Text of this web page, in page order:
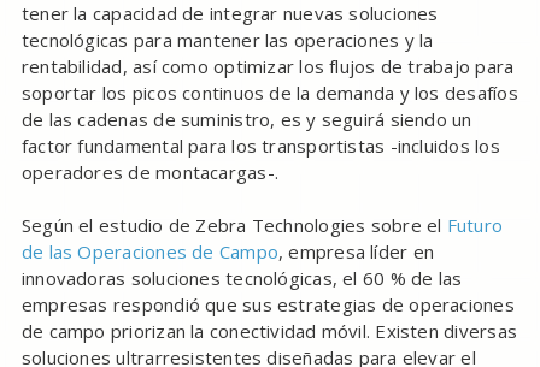
tener la capacidad de integrar nuevas soluciones
tecnológicas para mantener las operaciones y la
rentabilidad, así como optimizar los flujos de trabajo para
soportar los picos continuos de la demanda y los desafíos
de las cadenas de suministro, es y seguirá siendo un
factor fundamental para los transportistas -incluidos los
operadores de montacargas-.
Según el estudio de Zebra Technologies sobre el Futuro
de las Operaciones de Campo, empresa líder en
innovadoras soluciones tecnológicas, el 60 % de las
empresas respondió que sus estrategias de operaciones
de campo priorizan la conectividad móvil. Existen diversas
soluciones ultrarresistentes diseñadas para elevar el